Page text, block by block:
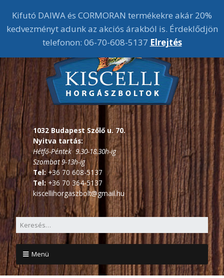
1032 Budapest Szőlő u. 70.
Nyitva tartás:
Hétfő-Péntek 9.30-18.30h-ig
Szombat 9-13h-ig
Tel:+36 70 608-5137
Tel: +36 70 364-5137
kiscellihorgaszbolt@gmail.hu
Menü
Kifutó DAIWA és CORMORAN termékekre akár 20%
kedvezményt adunk az akciós árakból is. Érdeklődjön
telefonon: 06-70-608-5137 Elrejtés